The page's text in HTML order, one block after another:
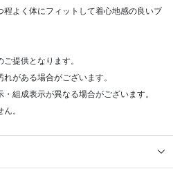
程よく体にフィットして着心地感の良いブ
提供となります。
がある場合がございます。
組成表示が異なる場合がございます。
。